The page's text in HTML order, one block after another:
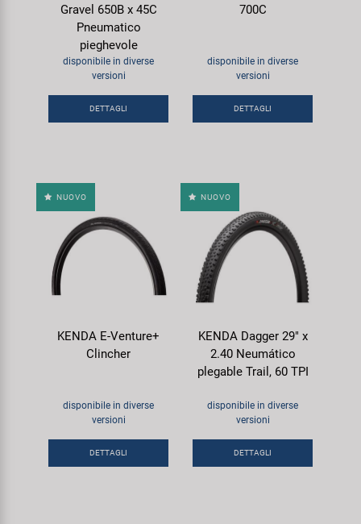
Gravel 650B x 45C
Pneumatico
pieghevole
disponibile in diverse
versioni
DETTAGLI
700C
disponibile in diverse
versioni
DETTAGLI
NUOVO
KENDA E-Venture+
Clincher
disponibile in diverse
versioni
DETTAGLI
NUOVO
KENDA Dagger 29" x
2.40 Neumático
plegable Trail, 60 TPI
disponibile in diverse
versioni
DETTAGLI